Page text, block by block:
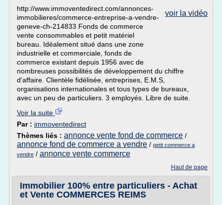
voir la vidéo
http://www.immoventedirect.com/annonces-
immobilieres/commerce-entreprise-a-vendre-
geneve-ch-214833 Fonds de commerce
vente consommables et petit matériel
bureau. Idéalement situé dans une zone
industrielle et commerciale, fonds de
commerce existant depuis 1956 avec de
nombreuses possibilités de développement du chiffre
d'affaire. Clientèle fidélisée, entreprises, E.M.S,
organisations internationales et tous types de bureaux,
avec un peu de particuliers. 3 employés. Libre de suite.
Voir la suite
Par : immoventedirect
Thèmes liés : annonce vente fond de commerce /
annonce fond de commerce a vendre / petit commerce a
vendre / annonce vente commerce
Haut de page
Immobilier 100% entre particuliers - Achat
et Vente COMMERCES REIMS